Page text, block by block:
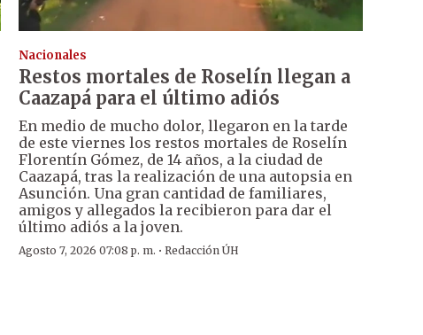
Nacionales
Restos mortales de Roselín llegan a
Caazapá para el último adiós
En medio de mucho dolor, llegaron en la tarde
de este viernes los restos mortales de Roselín
Florentín Gómez, de 14 años, a la ciudad de
Caazapá, tras la realización de una autopsia en
Asunción. Una gran cantidad de familiares,
amigos y allegados la recibieron para dar el
último adiós a la joven.
Agosto 7, 2026 07:08 p. m. · Redacción ÚH